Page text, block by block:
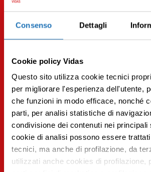
Consenso Dettagli
Cookie policy Vidas
Questo sito utilizza cookie tecnici
per migliorare l'esperienza dell'utente,
che funzioni in modo efficace, nonché
parti, per analisi statistiche di
condivisione dei contenuti nei principali
cookie di analisi possono essere
tecnici, ma anche di profilazione, da
utilizzati anche cookies di profilazione,
Premi INVIO per